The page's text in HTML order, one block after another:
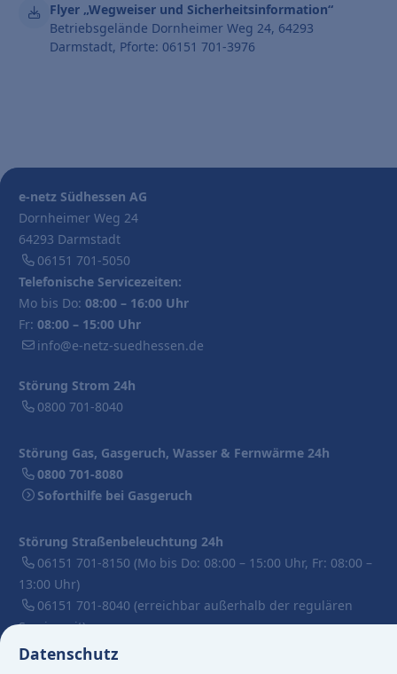
Datenschutz
Flyer „Wegweiser und Sicherheitsinformation“
Betriebsgelände Dornheimer Weg 24, 64293
Darmstadt, Pforte: 06151 701-3976
e-netz Südhessen AG
Dornheimer Weg 24
64293 Darmstadt
06151 701-5050
Telefonische Servicezeiten:
Mo bis Do: 08:00 – 16:00 Uhr
Fr: 08:00 – 15:00 Uhr
info@e-netz-suedhessen.de
Störung Strom 24h
0800 701-8040
Störung Gas, Gasgeruch, Wasser & Fernwärme 24h
0800 701-8080
Soforthilfe bei Gasgeruch
Störung Straßenbeleuchtung 24h
06151 701-8150 (Mo bis Do: 08:00 – 15:00 Uhr, Fr: 08:00 –
13:00 Uhr)
06151 701-8040 (erreichbar außerhalb der regulären
Servicezeit)